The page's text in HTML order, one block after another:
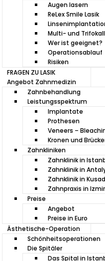
Augen lasern
ReLex Smile Lasik
Multi- und
Wer ist geeignet?
Operationsablauf
Risiken
FRAGEN ZU LASIK
Angebot Zahnmedizin
Zahnbehandlung
Leistungsspektrum
Implantate
Prothesen
Veneers –
Kronen und
Zahnkliniken
Zahnklinik in
Zahnklinik in
Zahnklinik in
Zahnpraxis in Izmir
Preise
Angebot
Preise in Euro
Ästhetische-Operation
Schönheitsoperationen
Die Spitäler
Das Spital in